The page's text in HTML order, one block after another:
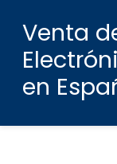
Venta
en